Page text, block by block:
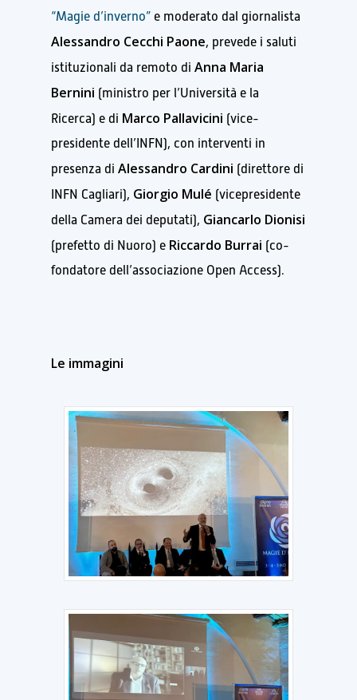
“Magie d’inverno” e moderato dal giornalista
Alessandro Cecchi Paone, prevede i saluti
istituzionali da remoto di Anna Maria
Bernini (ministro per l’Università e la
Ricerca) e di Marco Pallavicini (vice-
presidente dell’INFN), con interventi in
presenza di Alessandro Cardini (direttore di
INFN Cagliari), Giorgio Mulé (vicepresidente
della Camera dei deputati), Giancarlo Dionisi
(prefetto di Nuoro) e Riccardo Burrai (co-
fondatore dell’associazione Open Access).
Le immagini